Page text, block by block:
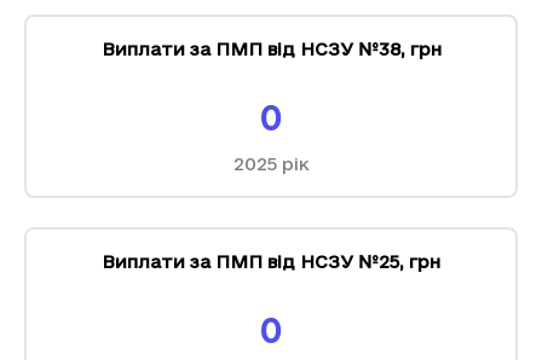
Виплати за ПМП від НСЗУ №38, грн
0
2025рік
Виплати за ПМП від НСЗУ №25, грн
0